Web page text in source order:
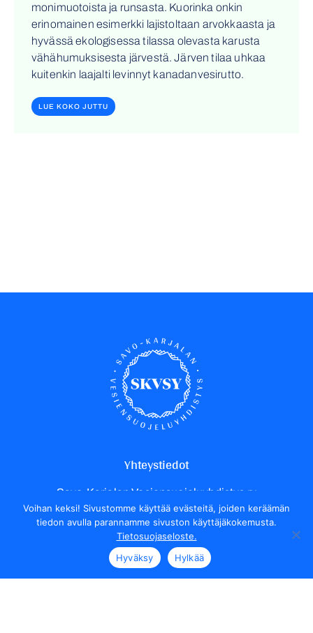
monimuotoista ja runsasta. Kuorinka onkin
erinomainen esimerkki lajistoltaan arvokkaasta ja
hyvässä ekologisessa tilassa olevasta karusta
vähähumuksisesta järvestä. Järven tilaa uhkaa
kuitenkin laajalti levinnyt kanadanvesirutto.
LUE KOKO JUTTU
Yhteystiedot
Savo-Karjalan Vesiensuojeluyhdistys ry
Yrittäjäntie 24
70150 Kuopio
Henkilökunnan yhteystiedot
Voihan keksi! Sivustomme käyttää evästeitä, joiden keräämän
tiedon avulla parannamme sivuston käyttäjäkokemusta.
Tietosuojaseloste.
Hyväksy
Hylkää